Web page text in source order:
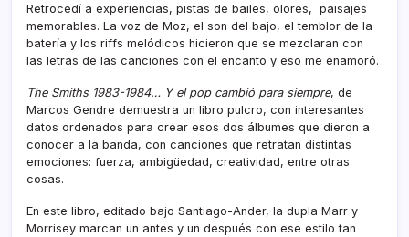
Retrocedí a experiencias, pistas de bailes, olores, paisajes
memorables. La voz de Moz, el son del bajo, el temblor de la
batería y los riffs melódicos hicieron que se mezclaran con
las letras de las canciones con el encanto y eso me enamoró.
The Smiths 1983-1984… Y el pop cambió para siempre, de
Marcos Gendre demuestra un libro pulcro, con interesantes
datos ordenados para crear esos dos álbumes que dieron a
conocer a la banda, con canciones que retratan distintas
emociones: fuerza, ambigüedad, creatividad, entre otras
cosas.
En este libro, editado bajo Santiago-Ander, la dupla Marr y
Morrisey marcan un antes y un después con ese estilo tan